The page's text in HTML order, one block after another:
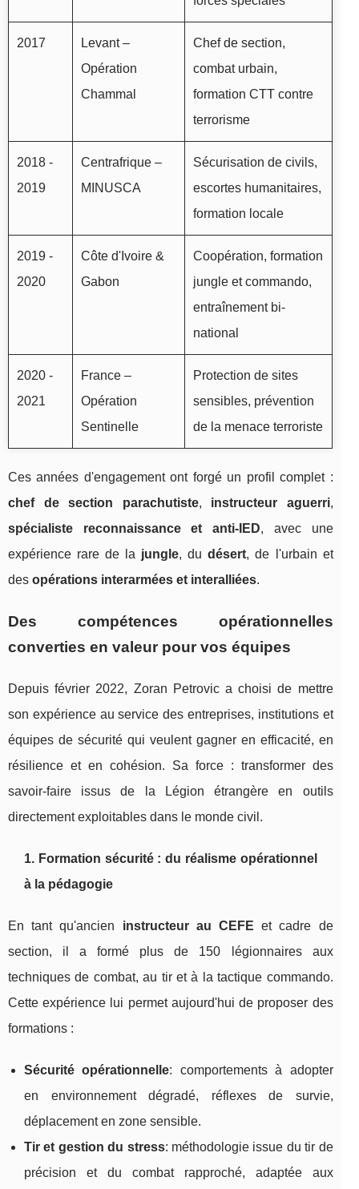
2017
Levant –
Opération
Chammal
Chef de section,
combat urbain,
formation CTT contre
terrorisme
2018 -
2019
Centrafrique –
MINUSCA
Sécurisation de civils,
escortes humanitaires,
formation locale
2019 -
2020
Côte d'Ivoire &
Gabon
Coopération, formation
jungle et commando,
entraînement bi-
national
2020 -
2021
France –
Opération
Sentinelle
Protection de sites
sensibles, prévention
de la menace terroriste
Ces années d'engagement ont forgé un profil complet :
chef de section parachutiste, instructeur aguerri,
spécialiste reconnaissance et anti-IED, avec une
expérience rare de la jungle, dudésert, de l'urbain et
des opérations interarmées et interalliées.
Des compétences opérationnelles
converties en valeur pour vos équipes
Depuis février 2022, Zoran Petrovic a choisi de mettre
son expérience au service des entreprises, institutions et
équipes de sécurité qui veulent gagner en efficacité, en
résilience et en cohésion. Sa force : transformer des
savoir-faire issus de la Légion étrangère en outils
directement exploitables dans le monde civil.
1. Formation sécurité : du réalisme opérationnel
à la pédagogie
En tant qu'ancien instructeur au CEFE et cadre de
section, il a formé plus de 150 légionnaires aux
techniques de combat, au tir et à la tactique commando.
Cette expérience lui permet aujourd'hui de proposer des
formations :
Sécurité opérationnelle: comportements à adopter
en environnement dégradé, réflexes de survie,
déplacement en zone sensible.
Tir et gestion du stress: méthodologie issue du tir de
précision et du combat rapproché, adaptée aux